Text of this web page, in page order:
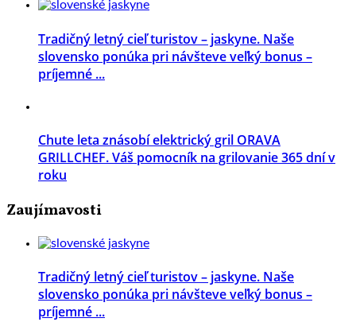
Tradičný letný cieľ turistov – jaskyne. Naše
slovensko ponúka pri návšteve veľký bonus –
príjemné ...
Chute leta znásobí elektrický gril ORAVA
GRILLCHEF. Váš pomocník na grilovanie 365 dní v
roku
Zaujímavosti
Tradičný letný cieľ turistov – jaskyne. Naše
slovensko ponúka pri návšteve veľký bonus –
príjemné ...